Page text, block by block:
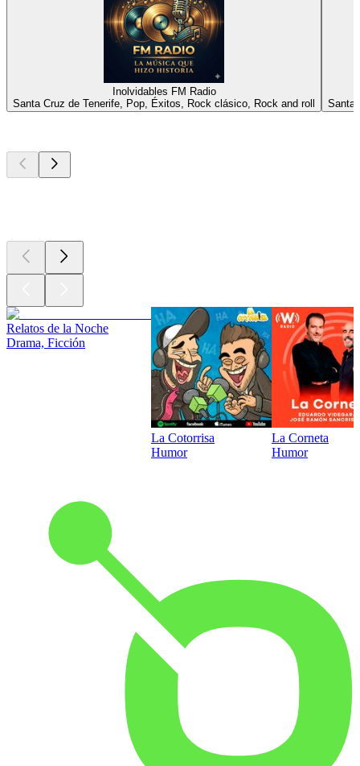
Inolvidables FM Radio
Santa Cruz de Tenerife, Pop, Éxitos, Rock clásico, Rock and roll
Santa
Relatos de la Noche
Drama, Ficción
La Cotorrisa
Humor
La Corneta
Humor